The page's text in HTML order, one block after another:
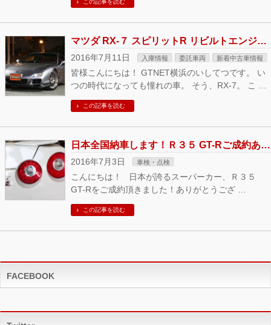
この記事を読む
マツダ RX-７ スピリットR リビルトエンジン・OHタービン換装 委託車両入庫！
2016年7月11日 入庫情報 委託車両 新着中古車情報
皆様こんにちは！ GTNET横浜のいしてつです。 い
つの時代になっても憧れの車。 そう、RX-7。 こ …
この記事を読む
日本全国納車します！Ｒ３５ GT-Rご成約ありがとうございます！
2016年7月3日 車検・点検
こんにちは！ 日本が誇るスーパーカー、Ｒ３５
GT-Rをご成約頂きました！ありがとうござ …
この記事を読む
FACEBOOK